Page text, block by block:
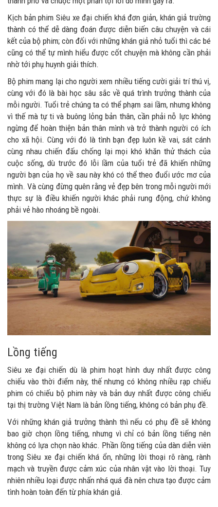
Kịch bản phim Siêu xe đại chiến khá đơn giản, khán giả trường
thành có thể dễ dàng đoán được diễn biến câu chuyện và cái
kết của bộ phim; còn đối với những khán giả nhỏ tuổi thì các bé
cũng có thể tự mình hiểu được cốt chuyện mà không cần phải
nhờ tới phụ huynh giải thích.
Bộ phim mang lại cho người xem nhiều tiếng cười giải trí thú vị,
cùng với đó là bài học sâu sắc về quá trình trưởng thành của
mỗi người. Tuổi trẻ chúng ta có thể phạm sai lầm, nhưng không
vì thế mà tự ti và buông lỏng bản thân, cần phải nỗ lực không
ngừng để hoàn thiện bản thân mình và trở thành người có ích
cho xã hội. Cùng với đó là tình bạn đẹp luôn kề vai, sát cánh
cùng nhau chiến đấu chống lại mọi khó khăn thử thách của
cuộc sống, dù trước đó lỗi lầm của tuổi trẻ đã khiến những
người bạn của họ về sau này khó có thể theo đuổi ước mơ của
mình. Và cùng đừng quên rằng vẻ đẹp bên trong mỗi người mới
thực sự là điều khiến người khác phải rung động, chứ không
phải vẻ hào nhoáng bề ngoài.
Lồng tiếng
Siêu xe đại chiến dù là phim hoạt hình duy nhất được công
chiếu vào thời điểm này, thế nhưng có không nhiều rạp chiếu
phim có chiếu bộ phim này và bản duy nhất được công chiếu
tại thị trường Việt Nam là bản lồng tiếng, không có bản phụ đề.
Với những khán giả trưởng thành thì nếu có phụ đề sẽ không
bao giờ chọn lồng tiếng, nhưng vì chỉ có bản lồng tiếng nên
không có lựa chọn nào khác. Phần lồng tiếng của dàn diễn viên
trong Siêu xe đại chiến khá ổn, những lời thoại rõ ràng, rành
mạch và truyền được cảm xúc của nhân vật vào lời thoại. Tuy
nhiên nhiều loại được nhấn nhá quá đà nên chưa tạo được cảm
tình hoàn toàn đến từ phía khán giả.